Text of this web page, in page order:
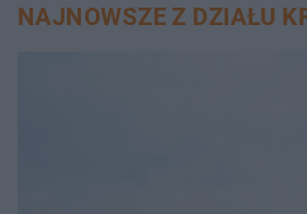
NAJNOWSZE Z DZIAŁU